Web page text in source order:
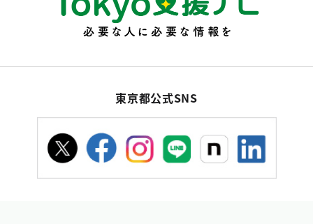
東京都公式SNS